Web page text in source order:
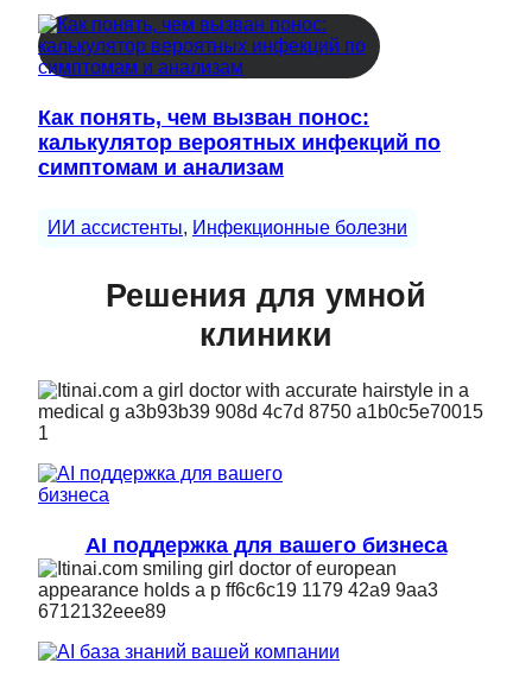
Как понять, чем вызван понос:
калькулятор вероятных инфекций по
симптомам и анализам
ИИ ассистенты, Инфекционные болезни
Решения для умной
клиники
AI поддержка для вашего бизнеса